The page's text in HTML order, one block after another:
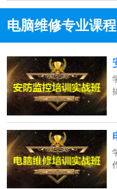
电脑维修专业课程
点击免费咨询电话